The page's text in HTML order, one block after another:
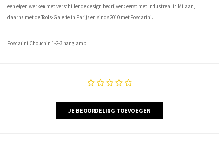
een eigen werken met verschillende design bedrijven: eerst met Industreal in Milaan,
daarna met de Tools-Galerie in Parijs en sinds 2010 met Foscarini.
Foscarini Chouchin 1-2-3 hanglamp
JE BEOORDELING TOEVOEGEN